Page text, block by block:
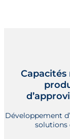
Capacités
Développement
solutions